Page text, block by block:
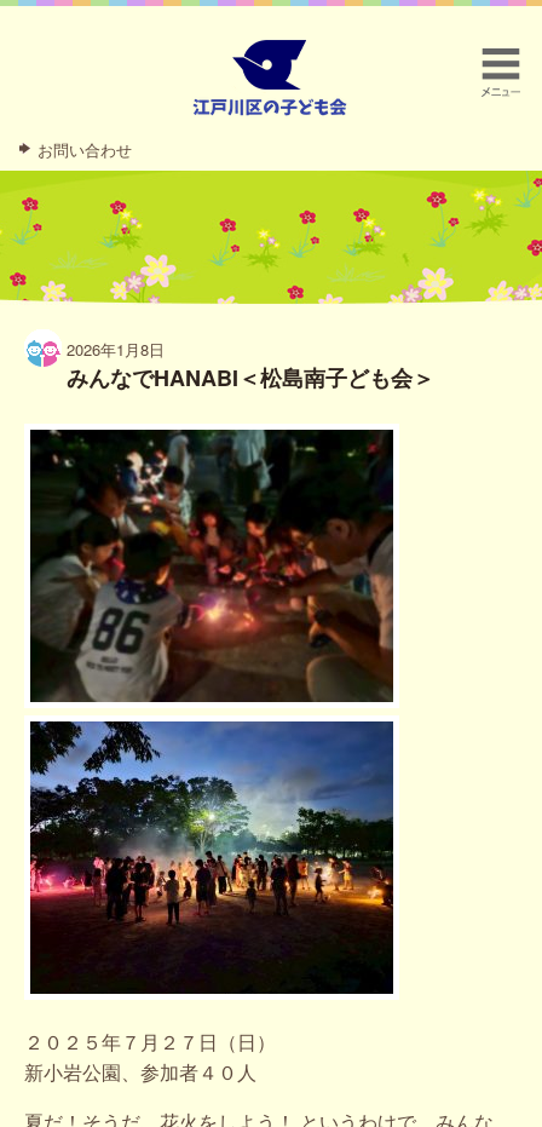
お問い合わせ
2026年1月8日
みんなでHANABI＜松島南子ども会＞
２０２５年７月２７日（日）
新小岩公園、参加者４０人
夏だ！そうだ、花火をしよう！ というわけで、みんな